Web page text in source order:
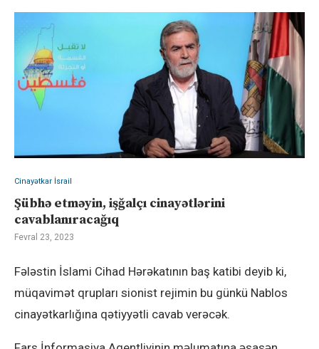
Cinayətkar İsrail
Şübhə etməyin, işğalçı cinayətlərini
cavablanıracağıq
Fevral 23, 2023
Fələstin İslami Cihad Hərəkatının baş katibi deyib ki,
müqavimət qrupları sionist rejimin bu günkü Nablos
cinayətkarlığına qətiyyətli cavab verəcək.